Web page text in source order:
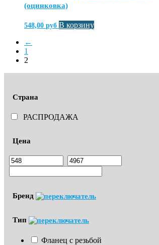
(оцинковка)
548,00 руб В корзину
←
1
2
Страна
РАСПРОДАЖА
Цена
Бренд
Тип
Фланец с резьбой